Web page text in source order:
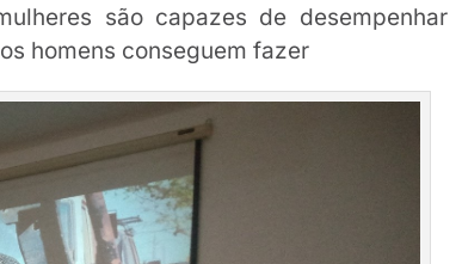
são capazes de desempenhar
homens conseguem fazer